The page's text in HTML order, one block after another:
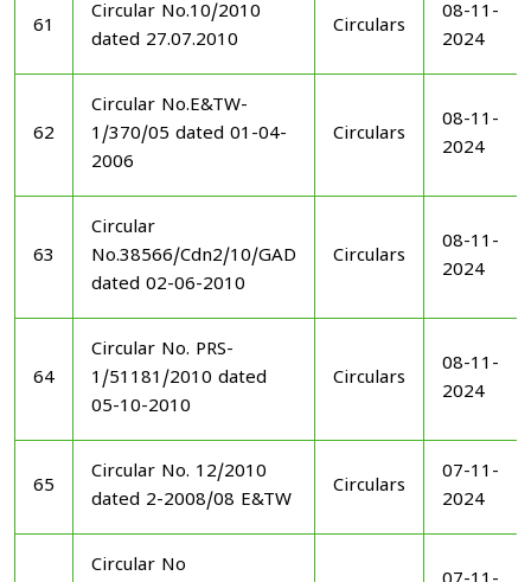
61
Circular No.10/2010
dated 27.07.2010
Circulars
08-11-
2024
62
Circular No.E&TW-
1/370/05 dated 01-04-
2006
Circulars
08-11-
2024
63
Circular
No.38566/Cdn2/10/GAD
dated 02-06-2010
Circulars
08-11-
2024
64
Circular No. PRS-
1/51181/2010 dated
05-10-2010
Circulars
08-11-
2024
65
Circular No. 12/2010
dated 2-2008/08 E&TW
Circulars
07-11-
2024
Circular No